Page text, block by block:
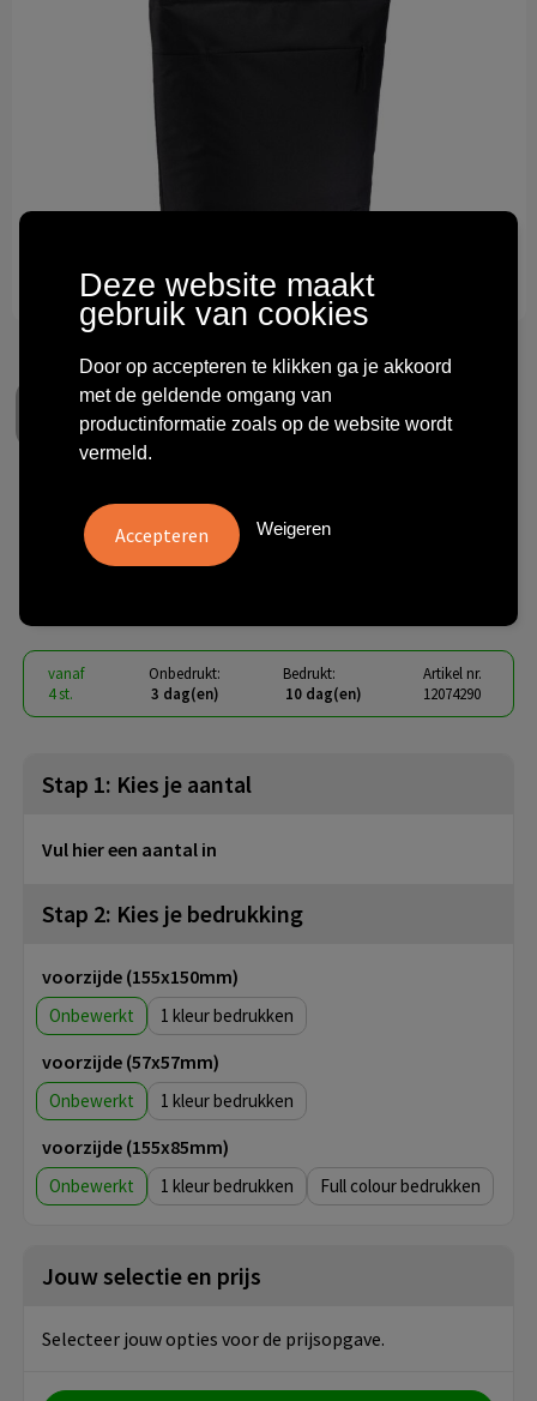
Technologie & gadgets
Themageschenken
Case Logic Invigo
converteerbare draagtas
vanaf
4 st.
Onbedrukt:
3 dag(en)
Bedrukt:
10 dag(en)
Artikel nr.
12074290
Stap 1: Kies je aantal
Vul hier een aantal in
Stap 2: Kies je bedrukking
voorzijde (155x150mm)
Onbewerkt 1
voorzijde (57x57mm)
Onbewerkt 1
voorzijde (155x85mm)
Onbewerkt 1 Full colour
Jouw selectie en prijs
Selecteer jouw opties voor de prijsopgave.
Deze website maakt
gebruik van cookies
Door op accepteren te klikken ga je akkoord
met de geldende omgang van
productinformatie zoals op de website wordt
vermeld.
Weigeren